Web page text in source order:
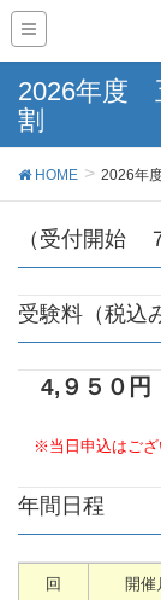
2026年度
割
HOME 2026年
（受付開始
受験料 （税込
4,９５０円
※当日申込はござ
年間日程
回 開催